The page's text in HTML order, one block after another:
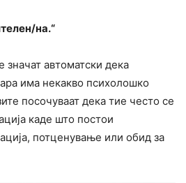
на.“
значат автоматски дека
има некакво психолошко
посочуваат дека тие често се
каде што постои
потценување или обид за